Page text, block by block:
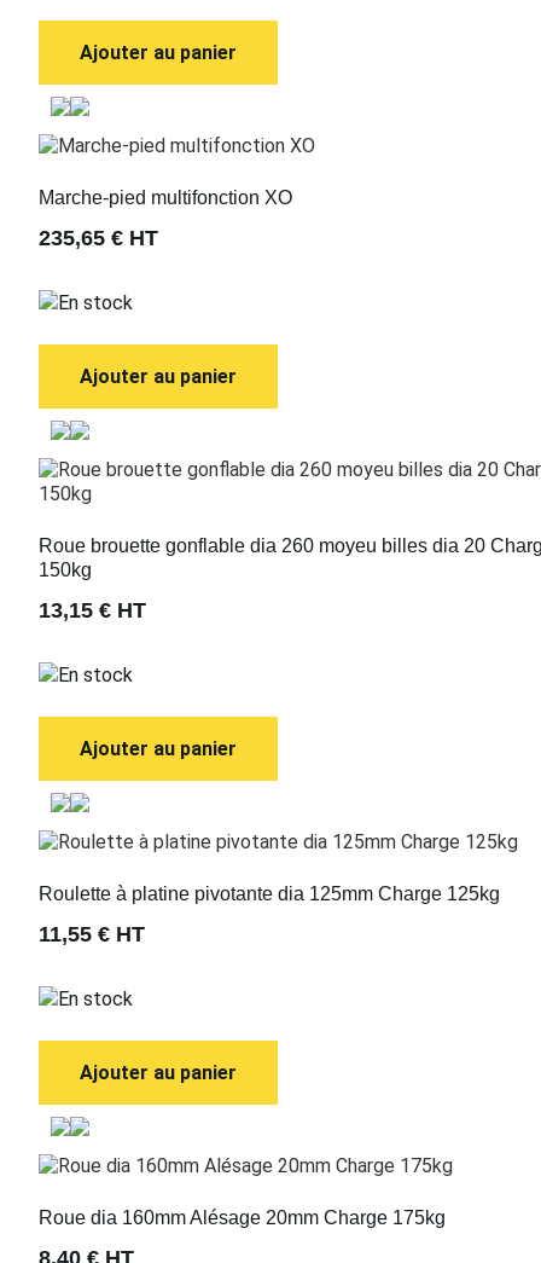
Ajouter au panier
Marche-pied multifonction XO
235,65 € HT
En stock
Ajouter au panier
Roue brouette gonflable dia 260 moyeu billes dia 20
150kg
13,15 € HT
En stock
Ajouter au panier
Roulette à platine pivotante dia 125mm Charge 125kg
11,55 € HT
En stock
Ajouter au panier
Roue dia 160mm Alésage 20mm Charge 175kg
8,40 € HT